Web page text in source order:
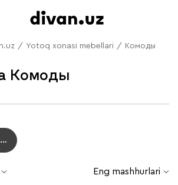
/ Yotoq xonasi mebellari / Комоды
Комоды
Eng mashhurlari